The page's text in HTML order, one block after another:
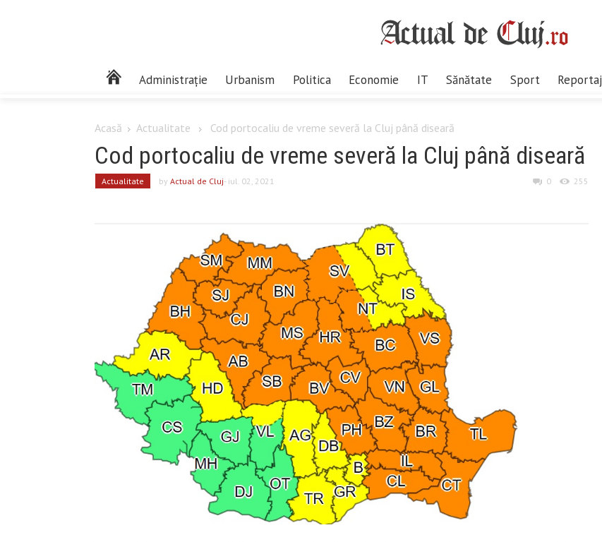
Administrație Urbanism Politica Economie IT Sănătate Sport Reportaj
Acasă Actualitate Cod portocaliu de vreme severă la Cluj până diseară
Cod portocaliu de vreme severă la Cluj până diseară
Actualitate byActual de Cluj- iul. 02, 2021 0 255